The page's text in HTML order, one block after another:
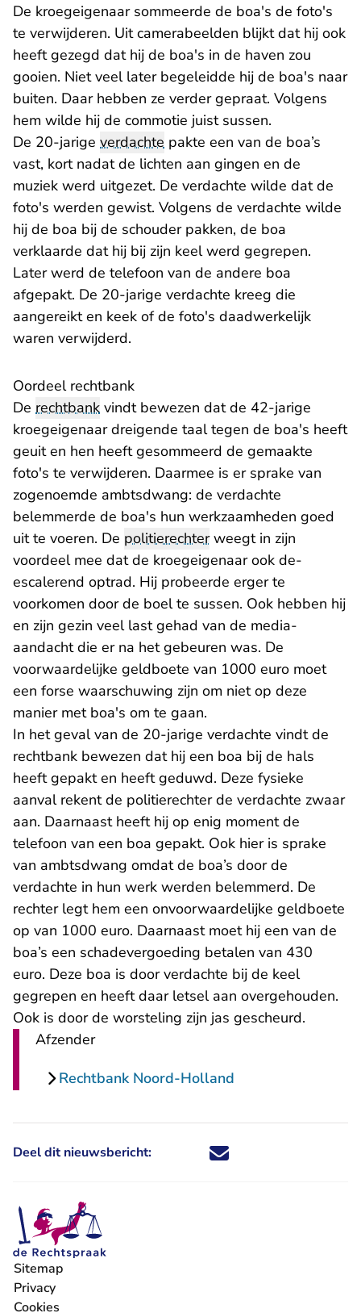
De kroegeigenaar sommeerde de boa's de foto's
te verwijderen. Uit camerabeelden blijkt dat hij ook
heeft gezegd dat hij de boa's in de haven zou
gooien. Niet veel later begeleidde hij de boa's naar
buiten. Daar hebben ze verder gepraat. Volgens
hem wilde hij de commotie juist sussen.
De 20-jarige verdachte pakte een van de boa’s
vast, kort nadat de lichten aan gingen en de
muziek werd uitgezet. De verdachte wilde dat de
foto's werden gewist. Volgens de verdachte wilde
hij de boa bij de schouder pakken, de boa
verklaarde dat hij bij zijn keel werd gegrepen.
Later werd de telefoon van de andere boa
afgepakt. De 20-jarige verdachte kreeg die
aangereikt en keek of de foto's daadwerkelijk
waren verwijderd.
Oordeel rechtbank
De rechtbank vindt bewezen dat de 42-jarige
kroegeigenaar dreigende taal tegen de boa's heeft
geuit en hen heeft gesommeerd de gemaakte
foto's te verwijderen. Daarmee is er sprake van
zogenoemde ambtsdwang: de verdachte
belemmerde de boa's hun werkzaamheden goed
uit te voeren. De politierechterweegt in zijn
voordeel mee dat de kroegeigenaar ook de-
escalerend optrad. Hij probeerde erger te
voorkomen door de boel te sussen. Ook hebben hij
en zijn gezin veel last gehad van de media-
aandacht die er na het gebeuren was. De
voorwaardelijke geldboete van 1000 euro moet
een forse waarschuwing zijn om niet op deze
manier met boa's om te gaan.
In het geval van de 20-jarige verdachte vindt de
rechtbank bewezen dat hij een boa bij de hals
heeft gepakt en heeft geduwd. Deze fysieke
aanval rekent de politierechter de verdachte zwaar
aan. Daarnaast heeft hij op enig moment de
telefoon van een boa gepakt. Ook hier is sprake
van ambtsdwang omdat de boa’s door de
verdachte in hun werk werden belemmerd. De
rechter legt hem een onvoorwaardelijke geldboete
op van 1000 euro. Daarnaast moet hij een van de
boa’s een schadevergoeding betalen van 430
euro. Deze boa is door verdachte bij de keel
gegrepen en heeft daar letsel aan overgehouden.
Ook is door de worsteling zijn jas gescheurd.
Afzender
Rechtbank Noord-Holland
Deel dit nieuwsbericht: Deel dit nieuwsbericht via X -
Deel dit nieuwsbericht via
Deel dit nieuwsbericht
Deel dit
Sitemap
Privacy
Cookies